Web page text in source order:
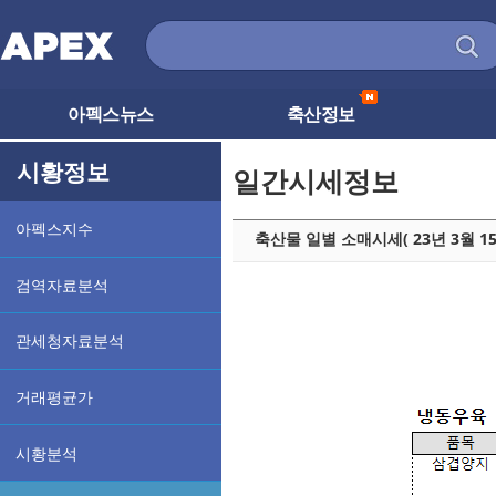
아펙스뉴스 축산정보
시황정보
아펙스지수
검역자료분석
관세청자료분석
거래평균가
시황분석
일간시세정보
축산물 일별 소매시세( 23년 3월